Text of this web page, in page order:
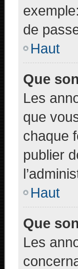
de
Haut
Que
Les
que
chaque
publier
Haut
Que
Les